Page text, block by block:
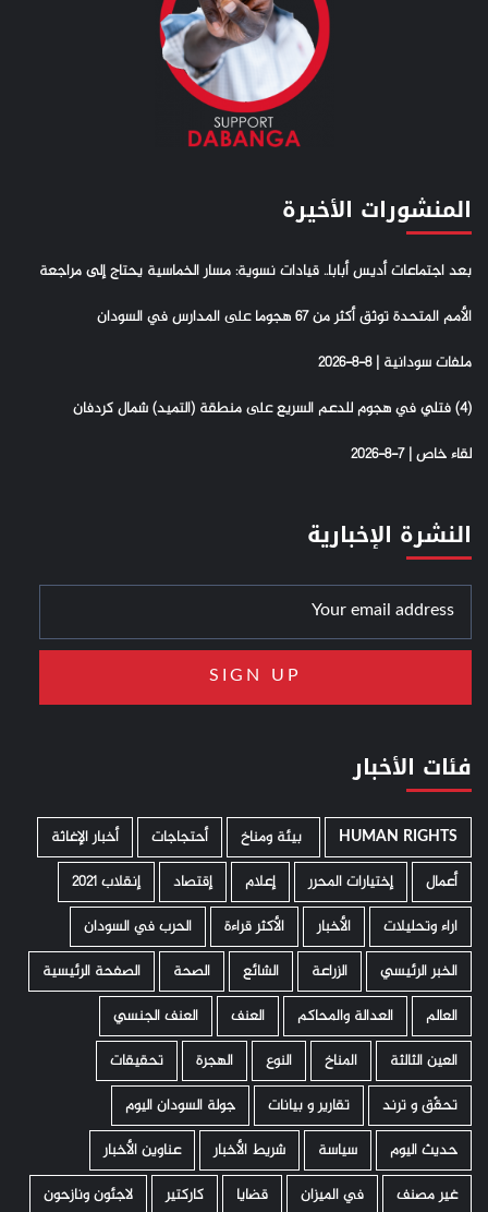
المنشورات الأخيرة
بعد اجتماعات أديس أبابا.. قيادات نسوية: مسار الخماسية يحتاج إلى مراجعة
الأمم المتحدة توثق أكثر من 67 هجوما على المدارس في السودان
ملفات سودانية | 8-8-2026
(4) فتلي في هجوم للدعم السريع على منطقة (التميد) شمال كردفان
لقاء خاص | 7-8-2026
النشرة الإخبارية
فئات الأخبار
HUMAN RIGHTS ­ بيئة ومناخ أحتجاجات
أخبار الإغاثة
أعمال
إختيارات المحرر إعلام إقتصاد
إنقلاب 2021
اراء وتحليلات
الأخبار الأكثر قراءة
الحرب في السودان
الخبر الرئيسي
الزراعة الشائع الصحة
الصفحة الرئيسية
العالم
العدالة والمحاكم العنف
العنف الجنسي
العين الثالثة
المناخ النوع الهجرة
تحقيقات
تحقّق و ترند
تقارير و بيانات
جولة السودان اليوم
حديث اليوم
سياسة شريط الأخبار
عناوين الأخبار
غير مصنف
في الميزان قضايا كاركتير لاجئون ونازحون